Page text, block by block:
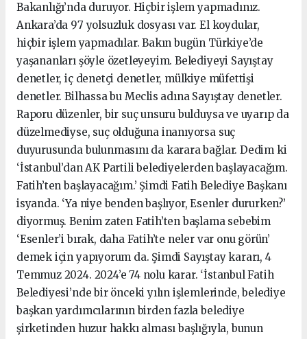
Bakanlığı’nda duruyor. Hiçbir işlem yapmadınız.
Ankara’da 97 yolsuzluk dosyası var. El koydular,
hiçbir işlem yapmadılar. Bakın bugün Türkiye’de
yaşananları şöyle özetleyeyim. Belediyeyi Sayıştay
denetler, iç denetçi denetler, mülkiye müfettişi
denetler. Bilhassa bu Meclis adına Sayıştay denetler.
Raporu düzenler, bir suç unsuru bulduysa ve uyarıp da
düzelmediyse, suç olduğuna inanıyorsa suç
duyurusunda bulunmasını da karara bağlar. Dedim ki
‘İstanbul’dan AK Partili belediyelerden başlayacağım.
Fatih’ten başlayacağım.’ Şimdi Fatih Belediye Başkanı
isyanda. ‘Ya niye benden başlıyor, Esenler dururken?’
diyormuş. Benim zaten Fatih’ten başlama sebebim
‘Esenler’i bırak, daha Fatih’te neler var onu görün’
demek için yapıyorum da. Şimdi Sayıştay kararı, 4
Temmuz 2024. 2024’e 74 nolu karar. ‘İstanbul Fatih
Belediyesi’nde bir önceki yılın işlemlerinde, belediye
başkan yardımcılarının birden fazla belediye
şirketinden huzur hakkı alması başlığıyla, bunun